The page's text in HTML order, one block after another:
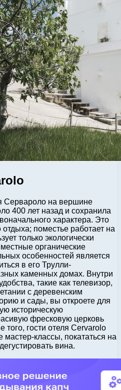
Сервароло на вершине
400 лет назад и сохранила
характера. Это
отдыха; поместье работает на
только экологически
органические
особенностей является
в его Трулли-
каменных домах. Внутри
такие как телевизор,
с деревенским
и сады, вы откроете для
историческую
фресковую церковь
того, гости отеля Cervarolo
мастер-классы, покататься на
вина.